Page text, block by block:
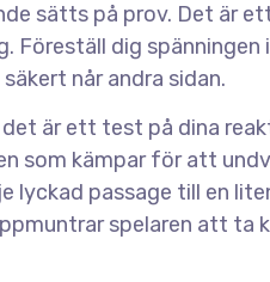
sätts på prov. Det är
Föreställ dig
når andra sidan.
är ett test på dina
som kämpar för att
lyckad passage till en
spelaren att ta